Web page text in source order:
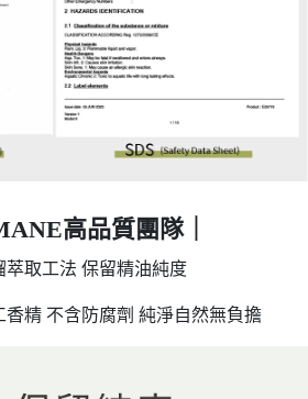
高品質團隊｜
萃取工法 保留精油純度
香精 不含防腐劑 純淨自然無負擔